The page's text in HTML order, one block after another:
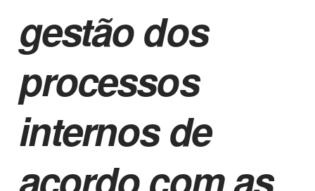
gestão dos
processos
internos de